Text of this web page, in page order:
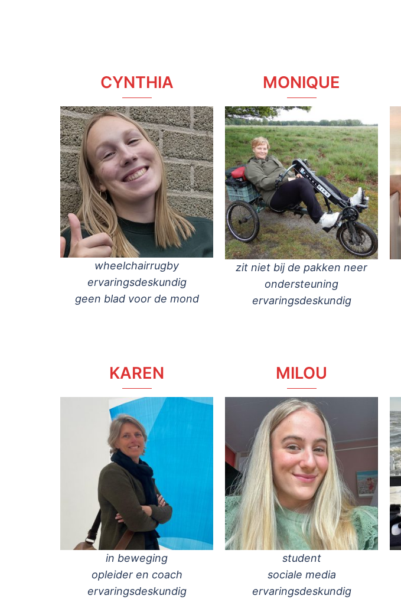
CYNTHIA
wheelchairrugby
ervaringsdeskundig
geen blad voor de mond
MONIQUE
zit niet bij de pakken neer
ondersteuning
ervaringsdeskundig
KAREN
in beweging
opleider en coach
ervaringsdeskundig
MILOU
student
sociale media
ervaringsdeskundig